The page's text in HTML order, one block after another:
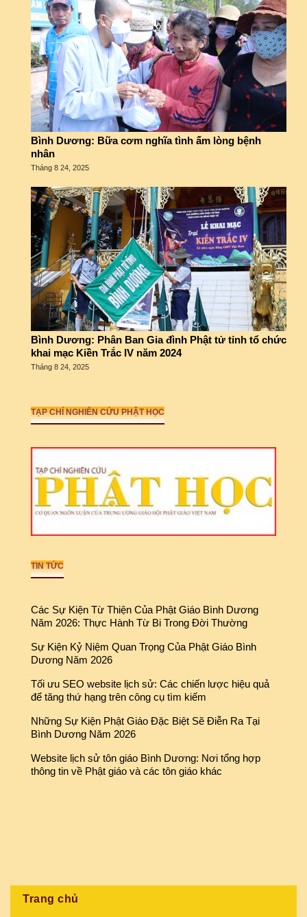
Bình Dương: Bữa cơm nghĩa tình ấm lòng bệnh
nhân
Tháng 8 24, 2025
Bình Dương: Phân Ban Gia đình Phật tử tỉnh tổ chức
khai mạc Kiền Trắc IV năm 2024
Tháng 8 24, 2025
TẠP CHÍ NGHIÊN CỨU PHẬT HỌC
TIN TỨC
Các Sự Kiện Từ Thiện Của Phật Giáo Bình Dương
Năm 2026: Thực Hành Từ Bi Trong Đời Thường
Sự Kiện Kỷ Niệm Quan Trọng Của Phật Giáo Bình
Dương Năm 2026
Tối ưu SEO website lịch sử: Các chiến lược hiệu quả
để tăng thứ hạng trên công cụ tìm kiếm
Những Sự Kiện Phật Giáo Đặc Biệt Sẽ Điễn Ra Tại
Bình Dương Năm 2026
Website lịch sử tôn giáo Bình Dương: Nơi tổng hợp
thông tin về Phật giáo và các tôn giáo khác
Trang chủ